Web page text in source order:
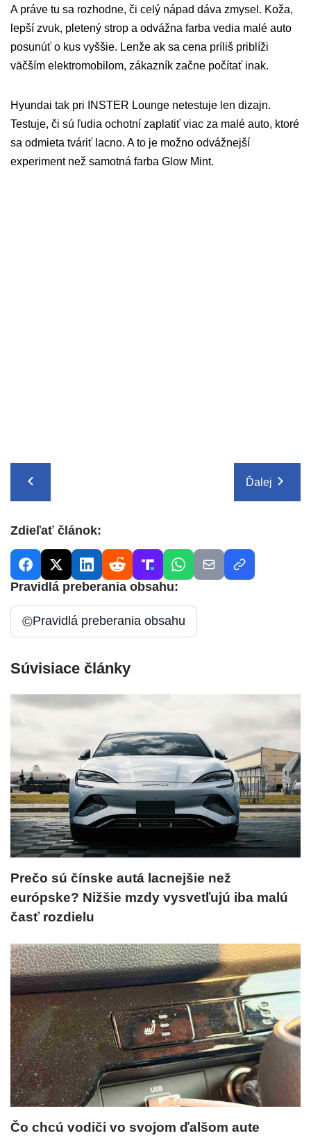
A práve tu sa rozhodne, či celý nápad dáva zmysel. Koža,
lepší zvuk, pletený strop a odvážna farba vedia malé auto
posunúť o kus vyššie. Lenže ak sa cena príliš priblíži
väčším elektromobilom, zákazník začne počítať inak.
Hyundai tak pri INSTER Lounge netestuje len dizajn.
Testuje, či sú ľudia ochotní zaplatiť viac za malé auto, ktoré
sa odmieta tváriť lacno. A to je možno odvážnejší
experiment než samotná farba Glow Mint.
Ďalej
Zdieľať článok:
Pravidlá preberania obsahu:
©Pravidlá preberania obsahu
Súvisiace články
Prečo sú čínske autá lacnejšie než
európske? Nižšie mzdy vysvetľujú iba malú
časť rozdielu
Čo chcú vodiči vo svojom ďalšom aute